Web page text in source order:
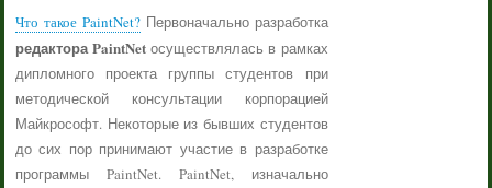
Что такое PaintNet?Первоначально разработка
редактора PaintNet осуществлялась в рамках
дипломного проекта группы студентов при
методической консультации корпорацией
Майкрософт. Некоторые из бывших студентов
до сих пор принимают участие в разработке
программы PaintNet. PaintNet, изначально